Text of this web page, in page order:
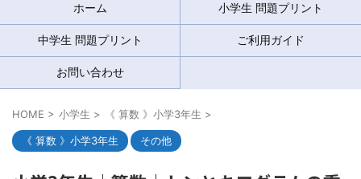
ホーム 小学生 問題プリント
中学生 問題プリント ご利用ガイド
お問い合わせ
HOME > 小学生 > 《 算数 》小学3年生 >
《 算数 》小学3年生 その他